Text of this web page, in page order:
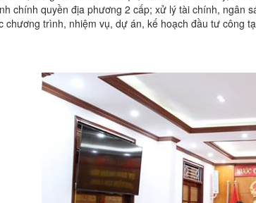
chính quyền địa phương 2 cấp; xử lý tài chính, ngân
chương trình, nhiệm vụ, dự án, kế hoạch đầu tư công